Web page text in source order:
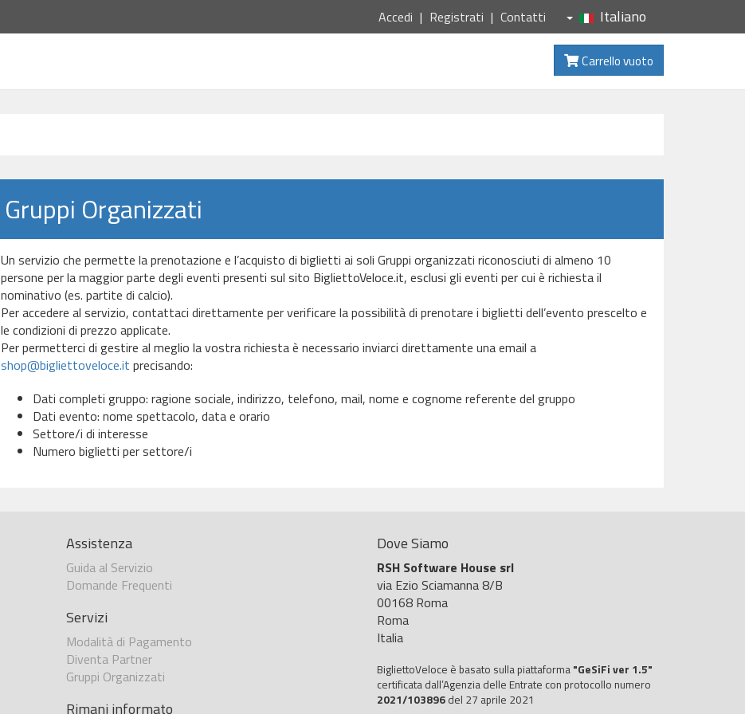
Accedi Registrati Contatti Italiano
Carrello vuoto
Gruppi Organizzati
Un servizio che permette la prenotazione e l’acquisto di biglietti ai soli Gruppi organizzati riconosciuti di almeno 10
persone per la maggior parte degli eventi presenti sul sito BigliettoVeloce.it, esclusi gli eventi per cui è richiesta il
nominativo (es. partite di calcio).
Per accedere al servizio, contattaci direttamente per verificare la possibilità di prenotare i biglietti dell’evento prescelto e
le condizioni di prezzo applicate.
Per permetterci di gestire al meglio la vostra richiesta è necessario inviarci direttamente una email a
shop@bigliettoveloce.it precisando:
Dati completi gruppo: ragione sociale, indirizzo, telefono, mail, nome e cognome referente del gruppo
Dati evento: nome spettacolo, data e orario
Settore/i di interesse
Numero biglietti per settore/i
Assistenza
Guida al Servizio
Domande Frequenti
Servizi
Modalità di Pagamento
Diventa Partner
Gruppi Organizzati
Rimani informato
Dove Siamo
RSH Software House srl
via Ezio Sciamanna 8/B
00168 Roma
Roma
Italia
BigliettoVeloce è basato sulla piattaforma "GeSiFi ver 1.5"
certificata dall’Agenzia delle Entrate con protocollo numero
2021/103896 del 27 aprile 2021